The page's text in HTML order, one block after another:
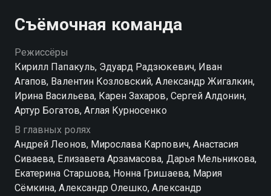
сначала на работу, а потом, глядишь, и в мужья?
Посмотреть онлайн 19 сезон сериала Папины дочки
вы можете совершенно бесплатно в хорошем HD
качестве на Смотрёшке
Съёмочная команда
Режиссёры
Кирилл Папакуль, Эдуард Радзюкевич, Иван
Агапов, Валентин Козловский, Александр Жигалкин,
Ирина Васильева, Карен Захаров, Сергей Алдонин,
Артур Богатов, Аглая Курносенко
В главных ролях
Андрей Леонов, Мирослава Карпович, Анастасия
Сиваева, Елизавета Арзамасова, Дарья Мельникова,
Екатерина Старшова, Нонна Гришаева, Мария
Сёмкина, Александр Олешко, Александр